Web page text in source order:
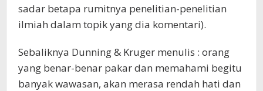
sadar betapa rumitnya penelitian-penelitian
ilmiah dalam topik yang dia komentari).
Sebaliknya Dunning & Kruger menulis : orang
yang benar-benar pakar dan memahami begitu
banyak wawasan, akan merasa rendah hati dan